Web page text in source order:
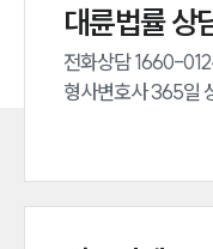
대륜법률 상
전화상담 1660-
형사변호사 365일